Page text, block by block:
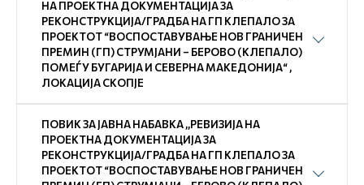
НА ПРОЕКТНА ДОКУМЕНТАЦИЈА ЗА
РЕКОНСТРУКЦИЈА/ГРАДБА НА ГП КЛЕПАЛО ЗА
ПРОЕКТОТ “ВОСПОСТАВУВАЊЕ НОВ ГРАНИЧЕН
ПРЕМИН (ГП) СТРУМЈАНИ – БЕРОВО (КЛЕПАЛО)
ПОМЕЃУ БУГАРИЈА И СЕВЕРНА МАКЕДОНИЈА“ ,
ЛОКАЦИЈА СКОПЈЕ
ПОВИК ЗА ЈАВНА НАБАВКА ,,РЕВИЗИЈА НА
ПРОЕКТНА ДОКУМЕНТАЦИЈА ЗА
РЕКОНСТРУКЦИЈА/ГРАДБА НА ГП КЛЕПАЛО ЗА
ПРОЕКТОТ “ВОСПОСТАВУВАЊЕ НОВ ГРАНИЧЕН